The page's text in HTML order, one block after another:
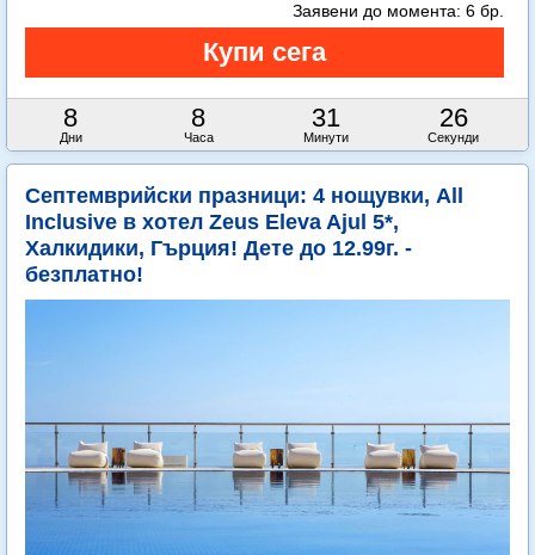
8
Дни
8
Часа
31
Минути
25
Секунди
Заявени до момента: 6 бр.
Септемврийски празници: 4 нощувки, All
Inclusive в хотел Zeus Eleva Ajul 5*,
Халкидики, Гърция! Дете до 12.99г. -
безплатно!